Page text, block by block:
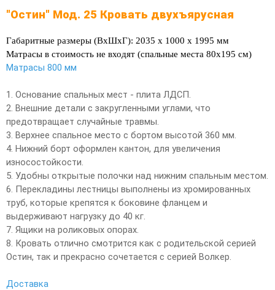
"Остин" Мод. 25 Кровать двухъярусная
Габаритные размеры (ВхШхГ): 2035 х 1000 х 1995 мм
Матрасы в стоимость не входят (спальные места 80х195 см)
Матрасы 800 мм
1. Основание спальных мест - плита ЛДСП.
2. Внешние детали с закругленными углами, что
предотвращает случайные травмы.
3. Верхнее спальное место с бортом высотой 360 мм.
4. Нижний борт оформлен кантон, для увеличения
износостойкости.
5. Удобны открытые полочки над нижним спальным местом.
6. Перекладины лестницы выполнены из хромированных
труб, которые крепятся к боковине фланцем и
выдерживают нагрузку до 40 кг.
7. Ящики на роликовых опорах.
8. Кровать отлично смотрится как с родительской серией
Остин, так и прекрасно сочетается с серией Волкер.
Доставка